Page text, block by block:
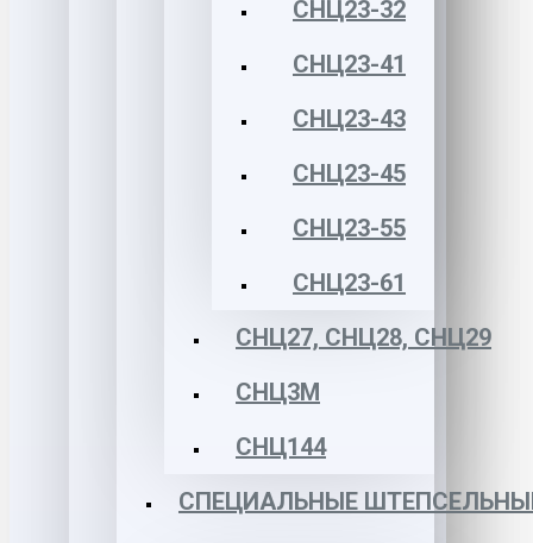
СНЦ23-32
СНЦ23-41
СНЦ23-43
СНЦ23-45
СНЦ23-55
СНЦ23-61
СНЦ27, СНЦ28, СНЦ29
СНЦ3М
СНЦ144
СПЕЦИАЛЬНЫЕ